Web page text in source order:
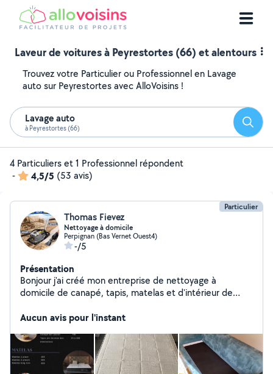
Laveur de voitures à Peyrestortes (66) et alentours
Trouvez votre Particulier ou Professionnel en Lavage
auto sur Peyrestortes avec AlloVoisins !
Lavage auto
à Peyrestortes (66)
4 Particuliers et 1 Professionnel répondent
-
4,5/5 (53 avis)
Particulier
Thomas Fievez
Nettoyage à domicile
Perpignan (Bas Vernet Ouest4)
-/5
Présentation
Bonjour j'ai créé mon entreprise de nettoyage à
domicile de canapé, tapis, matelas et d'intérieur de
alentours (50km) Dispo 7/7
Aucun avis pour l'instant